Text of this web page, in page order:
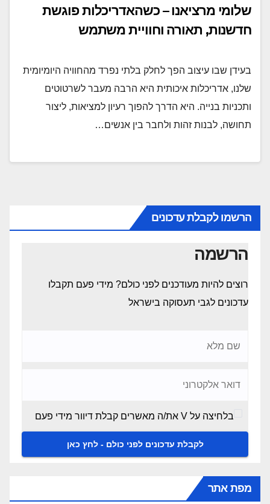
שלומי מרציאנו – כשהאדריכלות פוגשת
חדשנות, תאורה וחוויית משתמש
בעידן שבו עיצוב הפך לחלק בלתי נפרד מהחוויה היומיומית
שלנו, אדריכלות איכותית היא הרבה מעבר לשרטוטים
ותכניות בנייה. היא הדרך להפוך רעיון למציאות, ליצור
תחושה, לבנות זהות ולחבר בין אנשים…
הרשמו לקבלת עדכונים
הרשמה
רוצים להיות מעודכנים לפני כולם? מידי פעם תקבלו
עדכונים לגבי תעסוקה בישראל
בלחיצה על V את/ה מאשרים קבלת דיוור מידי פעם
מפת אתר